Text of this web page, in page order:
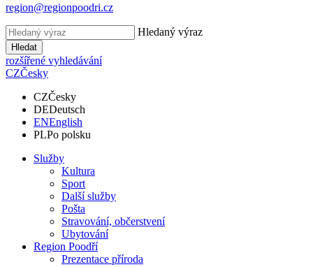
region@regionpoodri.cz
Hledaný výraz
Hledat
rozšířené vyhledávání
CZČesky
CZČesky
DEDeutsch
ENEnglish
PLPo polsku
Služby
Kultura
Sport
Další služby
Pošta
Stravování, občerstvení
Ubytování
Region Poodří
Prezentace příroda